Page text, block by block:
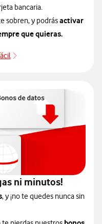
bancaria.
sobren, y podrásactivar
que quieras.
ni minutos!
, y ¡no te quedes nunca sin